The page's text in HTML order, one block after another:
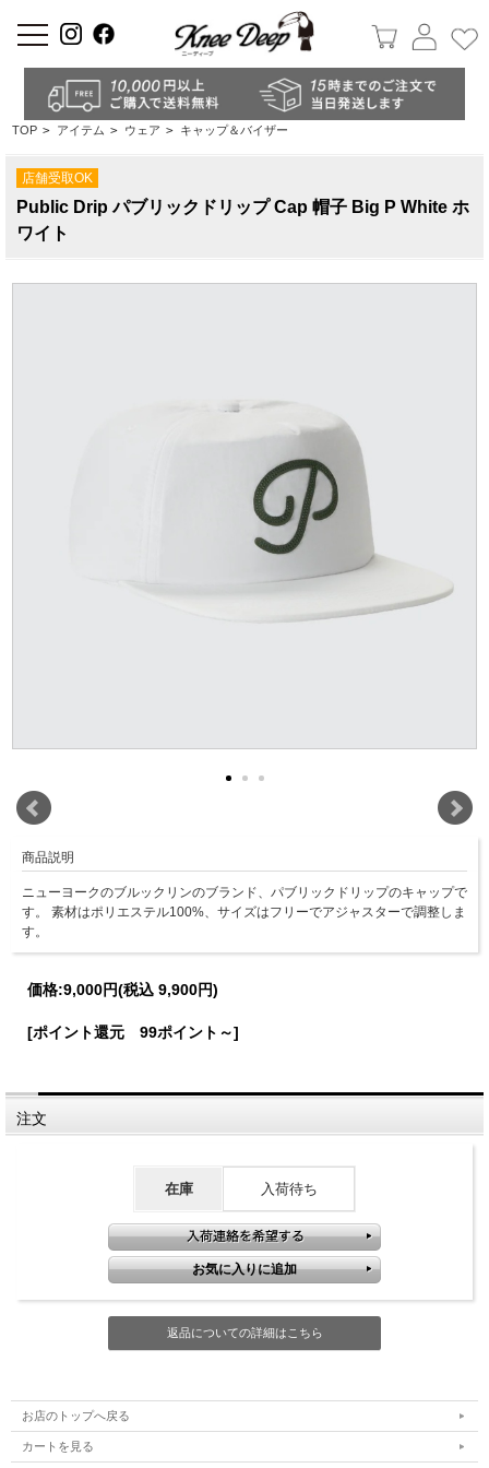
a
TOP > アイテム > ウェア > キャップ＆バイザー
店舗受取OK
Public Drip パブリックドリップ Cap 帽子 Big P White ホ
ワイト
商品説明
ニューヨークのブルックリンのブランド、パブリックドリップのキャップで
す。 素材はポリエステル100%、サイズはフリーでアジャスターで調整しま
す。
価格:9,000円(税込 9,900円)
[ポイント還元 99ポイント～]
注文
在庫 入荷待ち
返品についての詳細はこちら
お店のトップへ戻る
カートを見る